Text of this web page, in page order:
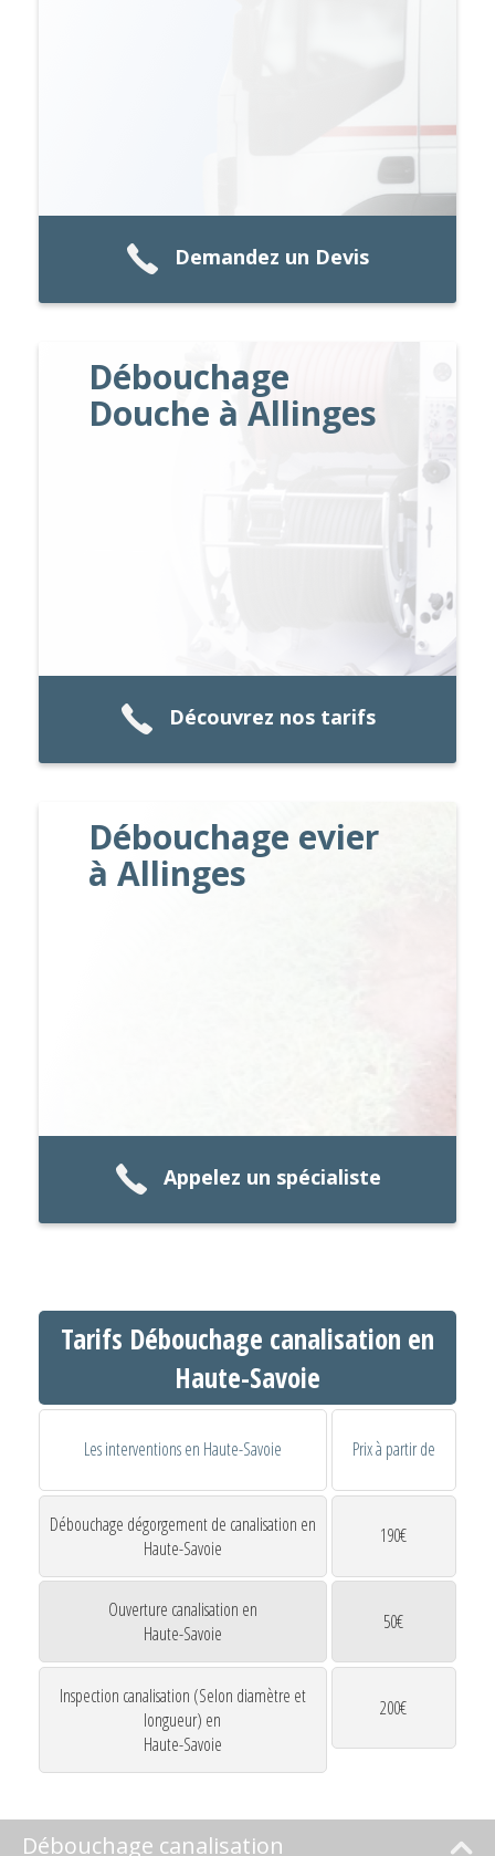
Demandez un Devis
Débouchage
Douche à Allinges
Découvrez nos tarifs
Débouchage evier
à Allinges
Appelez un spécialiste
Tarifs Débouchage canalisation en
Haute-Savoie
Les interventions en Haute-Savoie Prix à partir de
Débouchage dégorgement de canalisation en
Haute-Savoie
190€
Ouverture canalisation en
Haute-Savoie
50€
Inspection canalisation (Selon diamètre et
longueur) en
Haute-Savoie
200€
Débouchage canalisation